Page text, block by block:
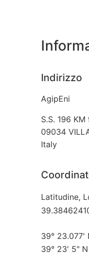
Indirizzo
AgipEni
S.S. 196 KM
09034
Italy
Latitudine,
39° 23.077'
39° 23' 5"